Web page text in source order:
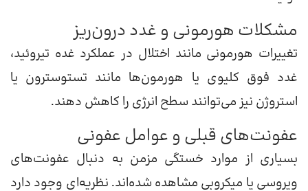
مشکلات هورمونی و غدد درون‌ریز
تغییرات هورمونی مانند اختلال در عملکرد غده تیروئید،
غدد فوق کلیوی یا هورمون‌ها مانند تستوسترون یا
استروژن نیز می‌توانند سطح انرژی را کاهش دهند.
عفونت‌های قبلی و عوامل عفونی
بسیاری از موارد خستگی مزمن به دنبال عفونت‌های
ویروسی یا میکروبی مشاهده شده‌اند. نظریه‌ای وجود دارد